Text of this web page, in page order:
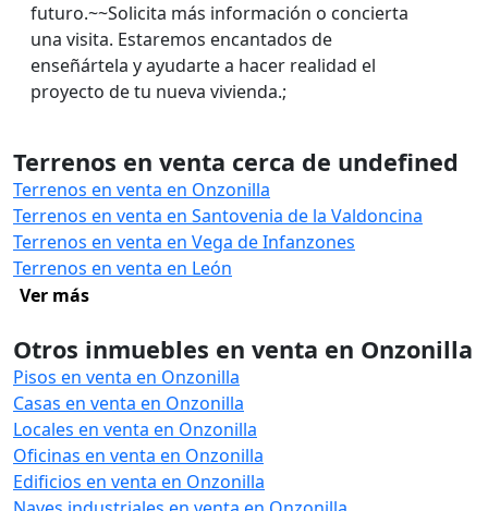
futuro.~~Solicita más información o concierta
una visita. Estaremos encantados de
enseñártela y ayudarte a hacer realidad el
proyecto de tu nueva vivienda.;
Terrenos en venta cerca de undefined
Terrenos en venta en Onzonilla
Terrenos en venta en Santovenia de la Valdoncina
Terrenos en venta en Vega de Infanzones
Terrenos en venta en León
Ver más
Otros inmuebles en venta en Onzonilla
Pisos en venta en Onzonilla
Casas en venta en Onzonilla
Locales en venta en Onzonilla
Oficinas en venta en Onzonilla
Edificios en venta en Onzonilla